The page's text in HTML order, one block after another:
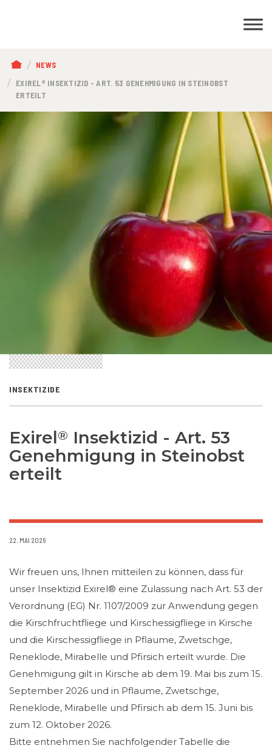
PFADNAVIGATION
NEWS
EXIREL® INSEKTIZID - ART. 53 GENEHMIGUNG IN STEINOBST
ERTEILT
INSEKTIZIDE
Exirel® Insektizid - Art. 53
Genehmigung in Steinobst
erteilt
22. MAI 2026
Wir freuen uns, Ihnen mitteilen zu können, dass für
unser Insektizid Exirel® eine Zulassung nach Art. 53 der
Verordnung (EG) Nr. 1107/2009 zur Anwendung gegen
die Kirschfruchtfliege und Kirschessigfliege in Kirsche
und die Kirschessigfliege in Pflaume, Zwetschge,
Reneklode, Mirabelle und Pfirsich erteilt wurde. Die
Genehmigung gilt in Kirsche ab dem 19. Mai bis zum 15.
September 2026 und in Pflaume, Zwetschge,
Reneklode, Mirabelle und Pfirsich ab dem 15. Juni bis
zum 12. Oktober 2026.
Bitte entnehmen Sie nachfolgender Tabelle die